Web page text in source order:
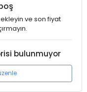
ekleyin ve son fiyat
bulunmuyor